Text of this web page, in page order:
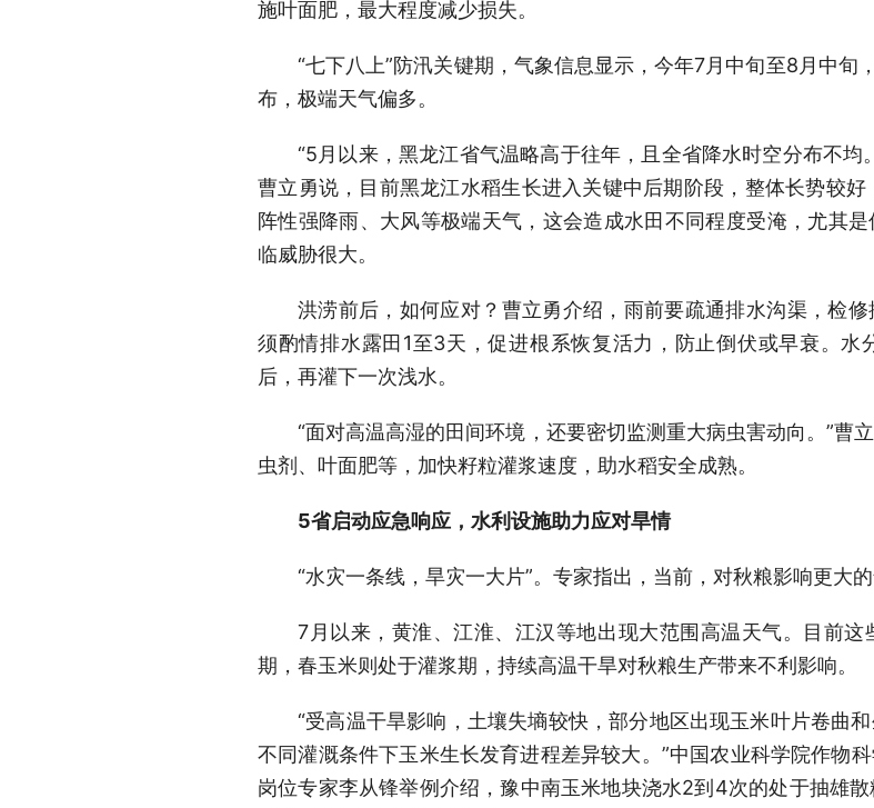
施叶面肥，最大程度减少损失。
“七下八上”防汛关键期，气象信息显示，今年7月中旬至8月中旬
布，极端天气偏多。
“5月以来，黑龙江省气温略高于往年，且全省降水时空分布不
曹立勇说，目前黑龙江水稻生长进入关键中后期阶段，整体长势较
阵性强降雨、大风等极端天气，这会造成水田不同程度受淹，尤其
临威胁很大。
洪涝前后，如何应对？曹立勇介绍，雨前要疏通排水沟渠，检
须酌情排水露田1至3天，促进根系恢复活力，防止倒伏或早衰。
后，再灌下一次浅水。
“面对高温高湿的田间环境，还要密切监测重大病虫害动向。”曹
虫剂、叶面肥等，加快籽粒灌浆速度，助水稻安全成熟。
5省启动应急响应，水利设施助力应对旱情
“水灾一条线，旱灾一大片”。专家指出，当前，对秋粮影响更大
7月以来，黄淮、江淮、江汉等地出现大范围高温天气。目前
期，春玉米则处于灌浆期，持续高温干旱对秋粮生产带来不利影响。
“受高温干旱影响，土壤失墒较快，部分地区出现玉米叶片卷曲
不同灌溉条件下玉米生长发育进程差异较大。”中国农业科学院作物
岗位专家李从锋举例介绍，豫中南玉米地块浇水2到4次的处于抽雄